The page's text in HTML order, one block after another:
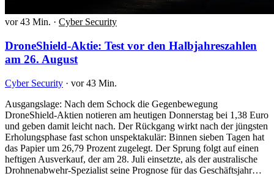
vor 43 Min. · Cyber Security
DroneShield-Aktie: Test vor den Halbjahreszahlen
am 26. August
Cyber Security · vor 43 Min.
Ausgangslage: Nach dem Schock die Gegenbewegung
DroneShield-Aktien notieren am heutigen Donnerstag bei 1,38 Euro
und geben damit leicht nach. Der Rückgang wirkt nach der jüngsten
Erholungsphase fast schon unspektakulär: Binnen sieben Tagen hat
das Papier um 26,79 Prozent zugelegt. Der Sprung folgt auf einen
heftigen Ausverkauf, der am 28. Juli einsetzte, als der australische
Drohnenabwehr-Spezialist seine Prognose für das Geschäftsjahr…